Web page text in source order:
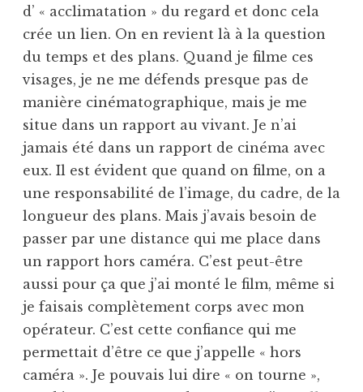
d’ « acclimatation » du regard et donc cela
crée un lien. On en revient là à la question
du temps et des plans. Quand je filme ces
visages, je ne me défends presque pas de
manière cinématographique, mais je me
situe dans un rapport au vivant. Je n’ai
jamais été dans un rapport de cinéma avec
eux. Il est évident que quand on filme, on a
une responsabilité de l’image, du cadre, de la
longueur des plans. Mais j’avais besoin de
passer par une distance qui me place dans
un rapport hors caméra. C’est peut-être
aussi pour ça que j’ai monté le film, même si
je faisais complètement corps avec mon
opérateur. C’est cette confiance qui me
permettait d’être ce que j’appelle « hors
caméra ». Je pouvais lui dire « on tourne »,